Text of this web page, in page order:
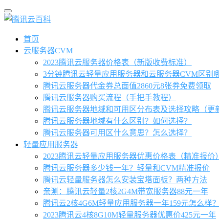
首页
云服务器CVM
2023腾讯云服务器价格表（新版收费标准）
3分钟腾讯云轻量应用服务器和云服务器CVM区别
腾讯云服务器代金券总面值2860元8张券免费领取
腾讯云服务器购买流程（手把手教程）
腾讯云服务器地域和可用区分布表及选择攻略（更
腾讯云服务器地域有什么区别？如何选择？
腾讯云服务器可用区什么意思？怎么选择？
轻量应用服务器
2023腾讯云轻量应用服务器优惠价格表（精准报价）
腾讯云服务器多少钱一年？轻量和CVM精准报价
腾讯云轻量服务器怎么安装宝塔面板？两种方法
亲测：腾讯云轻量2核2G4M带宽服务器88元一年
腾讯云2核4G6M轻量应用服务器一年159元怎么样？
2023腾讯云4核8G10M轻量服务器优惠价425元一年